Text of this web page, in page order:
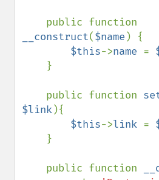
__construct($name ) {
$this->name =
    public function
$link){
$this->link =
    public function